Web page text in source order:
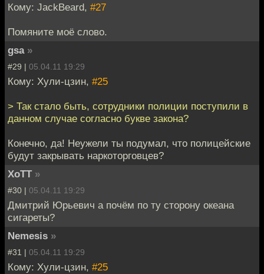
Кому: JackBeard, #27
Помяните моё слово.
gsa »
#29 | 05.04.11 19:29
Кому: Хули-цзин, #25
> Так стало быть, сотрудники полиции поступили в
данном случае согласно букве закона?
Конечно, да! Неужели ты подумал, что полицейские
будут закрывать наркоторговцев?
XoTT »
#30 | 05.04.11 19:29
Дмитрий Юрьевич а почём по ту сторону океана
сигареты?
Nemesis »
#31 | 05.04.11 19:29
Кому: Хули-цзин, #25